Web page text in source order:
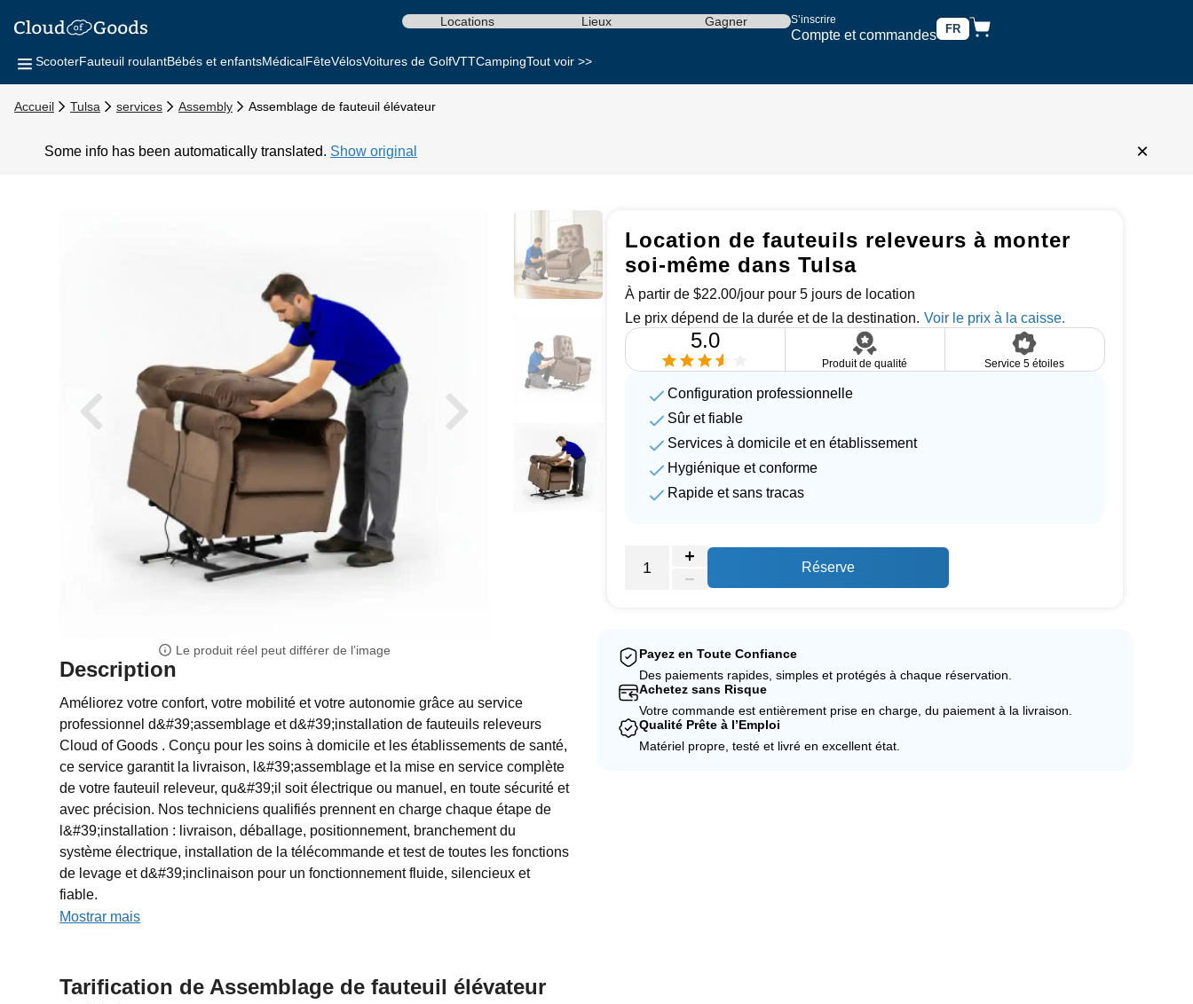
S’inscrire
Compte et commandes FR
Locations Lieux Gagner
ScooterFauteuil roulantBébés et enfantsMédicalFêteVélosVoitures de GolfVTTCampingTout voir >>
Accueil Tulsa services Assembly Assemblage de fauteuil élévateur
Some info has been automatically translated. Show original ×
Le produit réel peut différer de l’image
Description
Améliorez votre confort, votre mobilité et votre autonomie grâce au service
professionnel d&#39;assemblage et d&#39;installation de fauteuils releveurs
Cloud of Goods . Conçu pour les soins à domicile et les établissements de santé,
ce service garantit la livraison, l&#39;assemblage et la mise en service complète
de votre fauteuil releveur, qu&#39;il soit électrique ou manuel, en toute sécurité et
avec précision. Nos techniciens qualifiés prennent en charge chaque étape de
l&#39;installation : livraison, déballage, positionnement, branchement du
système électrique, installation de la télécommande et test de toutes les fonctions
de levage et d&#39;inclinaison pour un fonctionnement fluide, silencieux et
fiable.
Mostrar mais
Tarification de Assemblage de fauteuil élévateur
Location de fauteuils releveurs à monter
soi-même dans Tulsa
À partir de $22.00/jour pour 5 jours de location
Le prix dépend de la durée et de la destination.
5.0
Produit de qualité Service 5 étoiles
Configuration professionnelle
Sûr et fiable
Services à domicile et en établissement
Hygiénique et conforme
Rapide et sans tracas
Réserve
Payez en Toute Confiance
Des paiements rapides, simples et protégés à chaque réservation.
Achetez sans Risque
Votre commande est entièrement prise en charge, du paiement à la livraison.
Qualité Prête à l’Emploi
Matériel propre, testé et livré en excellent état.